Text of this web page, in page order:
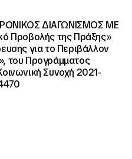
ΔΙΑΓΩΝΙΣΜΟΣ ΜΕ
Προβολής της Πράξης»
για το Περιβάλλον
του Προγράμματος
Συνοχή 2021-